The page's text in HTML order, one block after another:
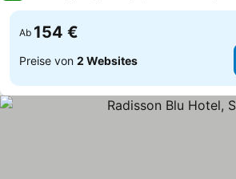
Ab 154 €
Preise von 2 Websites